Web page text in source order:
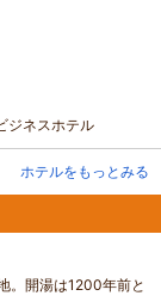
ジネスホテル
ホテルをもっとみる
。開湯は1200年前と